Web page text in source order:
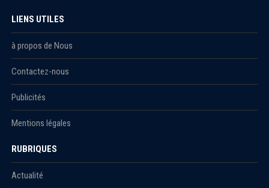
LIENS UTILES
à propos de Nous
Contactez-nous
Publicités
Mentions légales
RUBRIQUES
Actualité